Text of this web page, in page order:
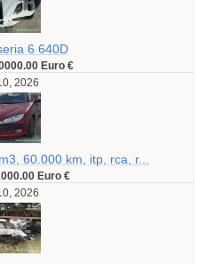
6 640D
Euro €
2026
60.000 km, itp, rca, r...
Euro €
2026